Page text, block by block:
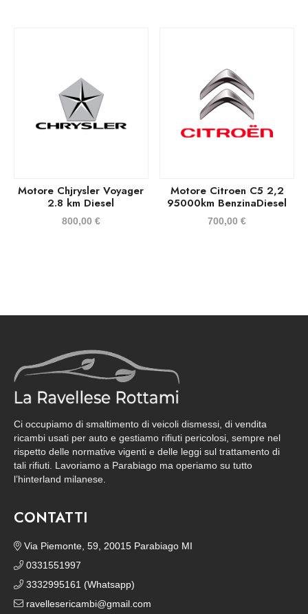
Motore Chjrysler Voyager
2.8 km Diesel
800,00 €
Motore Citroen C5 2,2
95000km BenzinaDiesel
700,00€
Ci occupiamo di smaltimento di veicoli dismessi, di vendita
ricambi usati per auto e gestiamo rifiuti pericolosi, sempre nel
rispetto delle normative vigenti e delle leggi sul trattamento di
tali rifiuti. Lavoriamo a Parabiago ma operiamo su tutto
l’hinterland milanese.
CONTATTI
Via Piemonte, 59, 20015 Parabiago MI
0331551997
3332995161 (Whatsapp)
ravellesericambi@gmail.com